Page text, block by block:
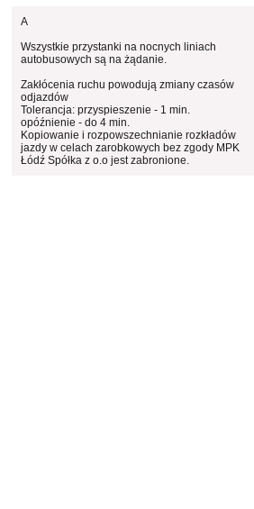
A
Wszystkie przystanki na nocnych liniach
autobusowych są na żądanie.
Zakłócenia ruchu powodują zmiany czasów
odjazdów
Tolerancja: przyspieszenie - 1 min.
opóźnienie - do 4 min.
Kopiowanie i rozpowszechnianie rozkładów
jazdy w celach zarobkowych bez zgody MPK
Łódź Spółka z o.o jest zabronione.